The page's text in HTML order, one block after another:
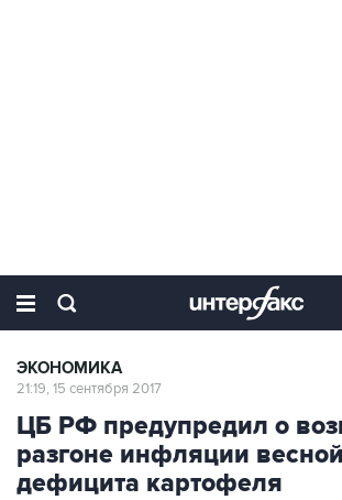
ЭКОНОМИКА
21:19, 15 сентября 2017
ЦБ РФ предупредил о
разгоне инфляции
дефицита картофеля